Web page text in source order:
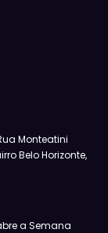
Monteatini
Belo Horizonte,
a Semana